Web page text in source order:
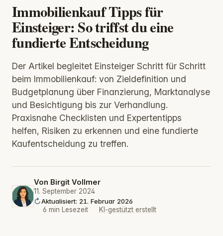
Immobilienkauf Tipps für
Einsteiger: So triffst du eine
fundierte Entscheidung
Der Artikel begleitet Einsteiger Schritt für Schritt
beim Immobilienkauf: von Zieldefinition und
Budgetplanung über Finanzierung, Marktanalyse
und Besichtigung bis zur Verhandlung.
Praxisnahe Checklisten und Expertentipps
helfen, Risiken zu erkennen und eine fundierte
Kaufentscheidung zu treffen.
Von Birgit Vollmer
11. September 2024
Aktualisiert: 21. Februar 2026
·
6 min Lesezeit · KI-gestützt erstellt